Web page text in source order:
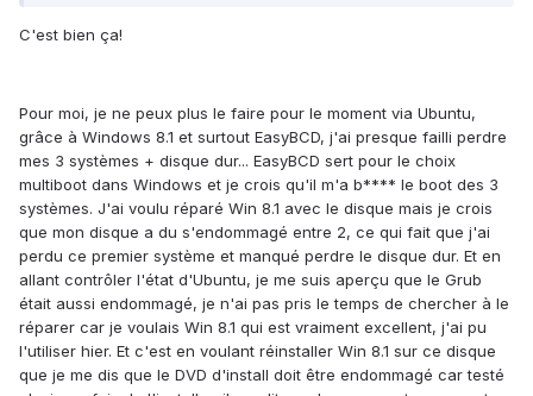
C'est bien ça!
Pour moi, je ne peux plus le faire pour le moment via Ubuntu,
grâce à Windows 8.1 et surtout EasyBCD, j'ai presque failli perdre
mes 3 systèmes + disque dur... EasyBCD sert pour le choix
multiboot dans Windows et je crois qu'il m'a b**** le boot des 3
systèmes. J'ai voulu réparé Win 8.1 avec le disque mais je crois
que mon disque a du s'endommagé entre 2, ce qui fait que j'ai
perdu ce premier système et manqué perdre le disque dur. Et en
allant contrôler l'état d'Ubuntu, je me suis aperçu que le Grub
était aussi endommagé, je n'ai pas pris le temps de chercher à le
réparer car je voulais Win 8.1 qui est vraiment excellent, j'ai pu
l'utiliser hier. Et c'est en voulant réinstaller Win 8.1 sur ce disque
que je me dis que le DVD d'install doit être endommagé car testé